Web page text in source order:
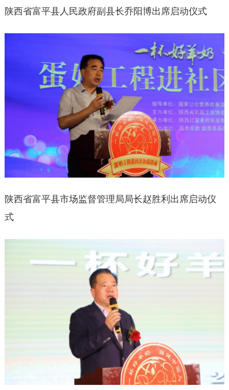
陕西省富平县人民政府副县长乔阳博出席启动仪式
陕西省富平县市场监督管理局局长赵胜利出席启动仪
式